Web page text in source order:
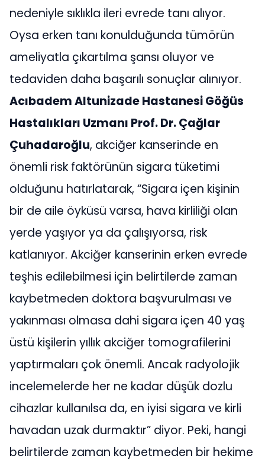
nedeniyle sıklıkla ileri evrede tanı alıyor.
Oysa erken tanı konulduğunda tümörün
ameliyatla çıkartılma şansı oluyor ve
tedaviden daha başarılı sonuçlar alınıyor.
Acıbadem Altunizade Hastanesi Göğüs
Hastalıkları Uzmanı Prof. Dr. Çağlar
Çuhadaroğlu, akciğer kanserinde en
önemli risk faktörünün sigara tüketimi
olduğunu hatırlatarak, “Sigara içen kişinin
bir de aile öyküsü varsa, hava kirliliği olan
yerde yaşıyor ya da çalışıyorsa, risk
katlanıyor. Akciğer kanserinin erken evrede
teşhis edilebilmesi için belirtilerde zaman
kaybetmeden doktora başvurulması ve
yakınması olmasa dahi sigara içen 40 yaş
üstü kişilerin yıllık akciğer tomografilerini
yaptırmaları çok önemli. Ancak radyolojik
incelemelerde her ne kadar düşük dozlu
cihazlar kullanılsa da, en iyisi sigara ve kirli
havadan uzak durmaktır” diyor. Peki, hangi
belirtilerde zaman kaybetmeden bir hekime